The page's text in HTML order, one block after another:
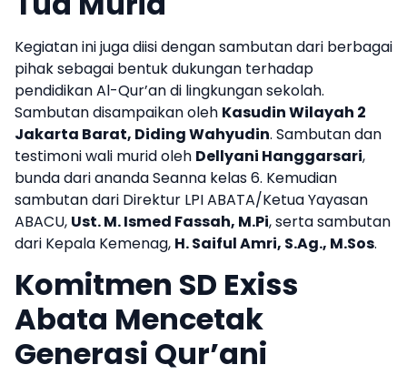
Kegiatan ini juga diisi dengan sambutan dari berbagai
pihak sebagai bentuk dukungan terhadap
pendidikan Al-Qur’an di lingkungan sekolah.
Sambutan disampaikan oleh Kasudin Wilayah 2
Jakarta Barat, Diding Wahyudin. Sambutan dan
testimoni wali murid oleh Dellyani Hanggarsari,
bunda dari ananda Seanna kelas 6. Kemudian
sambutan dari Direktur LPI ABATA/Ketua Yayasan
ABACU, Ust. M. Ismed Fassah, M.Pi, serta sambutan
dari Kepala Kemenag, H. Saiful Amri, S.Ag., M.Sos.
Komitmen SD Exiss
Abata Mencetak
Generasi Qur’ani